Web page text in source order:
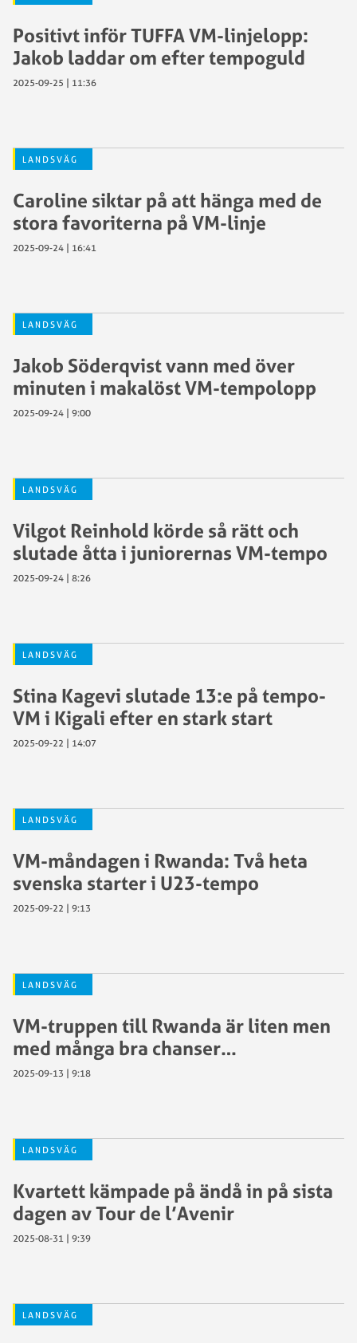
Positivt inför TUFFA VM-linjelopp:
Jakob laddar om efter tempoguld
2025-09-25 | 11:36
LANDSVÄG
Caroline siktar på att hänga med de
stora favoriterna på VM-linje
2025-09-24 | 16:41
LANDSVÄG
Jakob Söderqvist vann med över
minuten i makalöst VM-tempolopp
2025-09-24 | 9:00
LANDSVÄG
Vilgot Reinhold körde så rätt och
slutade åtta i juniorernas VM-tempo
2025-09-24 | 8:26
LANDSVÄG
Stina Kagevi slutade 13:e på tempo-
VM i Kigali efter en stark start
2025-09-22 | 14:07
LANDSVÄG
VM-måndagen i Rwanda: Två heta
svenska starter i U23-tempo
2025-09-22 | 9:13
LANDSVÄG
VM-truppen till Rwanda är liten men
med många bra chanser…
2025-09-13 | 9:18
LANDSVÄG
Kvartett kämpade på ändå in på sista
dagen av Tour de l’Avenir
2025-08-31 | 9:39
LANDSVÄG